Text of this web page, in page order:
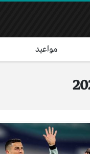
مواعيد